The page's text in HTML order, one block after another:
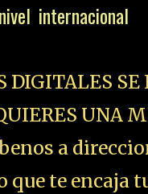
internacional
DIGITALES
UNA
a
que te